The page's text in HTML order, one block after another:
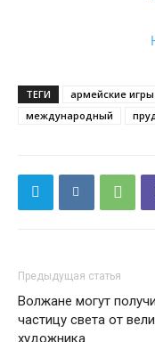
ТЕГИ армейские игры
международный
Предыдущая статья
Волжане могут
частицу света от
художника